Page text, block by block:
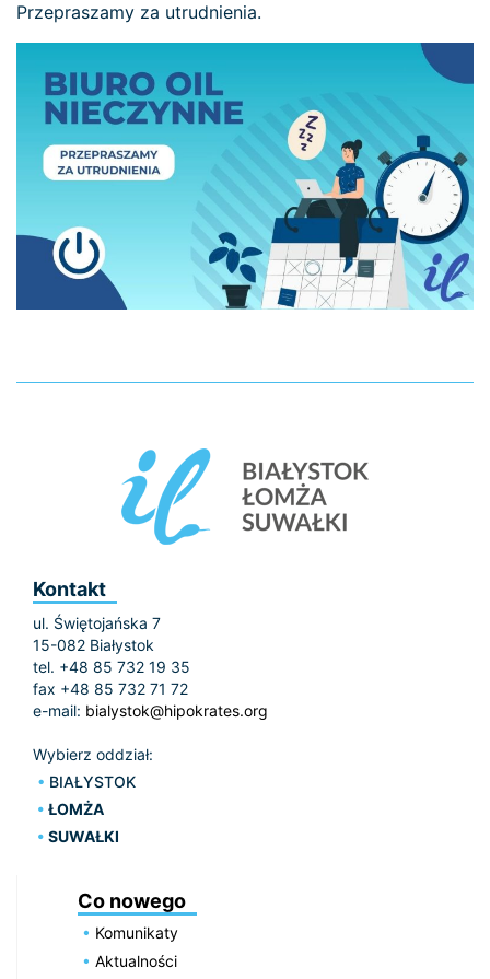
Przepraszamy za utrudnienia.
Kontakt
ul. Świętojańska 7
15-082 Białystok
tel. +48 85 732 19 35
fax +48 85 732 71 72
e-mail: bialystok@hipokrates.org
Wybierz oddział:
BIAŁYSTOK
ŁOMŻA
SUWAŁKI
Co nowego
Komunikaty
Aktualności